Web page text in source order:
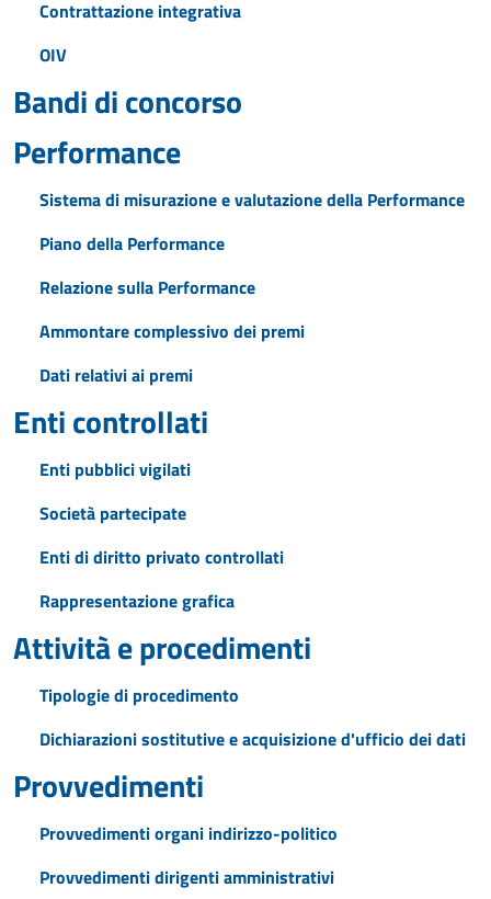
Contrattazione integrativa
OIV
Bandi di concorso
Performance
Sistema di misurazione e valutazione della Performance
Piano della Performance
Relazione sulla Performance
Ammontare complessivo dei premi
Dati relativi ai premi
Enti controllati
Enti pubblici vigilati
Società partecipate
Enti di diritto privato controllati
Rappresentazione grafica
Attività e procedimenti
Tipologie di procedimento
Dichiarazioni sostitutive e acquisizione d'ufficio dei dati
Provvedimenti
Provvedimenti organi indirizzo-politico
Provvedimenti dirigenti amministrativi